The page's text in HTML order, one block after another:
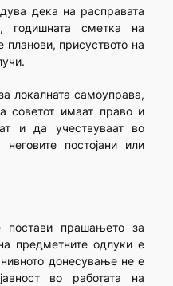
дека на расправата
годишната сметка на
планови, присуството на
локалната самоуправа,
советот имаат право и
и да учествуваат во
постојани или
постави прашањето за
предметните одлуки е
донесување не е
во работата на